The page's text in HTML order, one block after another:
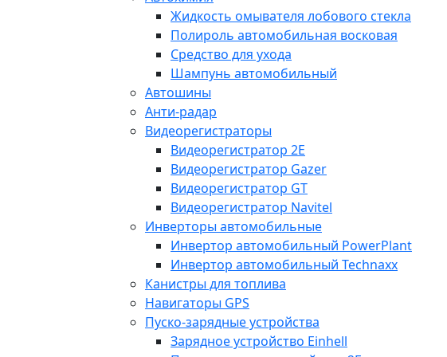
Жидкость омывателя лобового стекла
Полироль автомобильная восковая
Средство для ухода
Шампунь автомобильный
Автошины
Анти-радар
Видеорегистраторы
Видеорегистратор 2E
Видеорегистратор Gazer
Видеорегистратор GT
Видеорегистратор Navitel
Инверторы автомобильные
Инвертор автомобильный PowerPlant
Инвертор автомобильный Technaxx
Канистры для топлива
Навигаторы GPS
Пуско-зарядные устройства
Зарядное устройство Einhell